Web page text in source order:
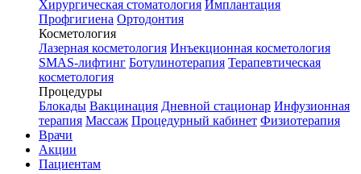
Хирургическая стоматология Имплантация
Профгигиена Ортодонтия
Косметология
Лазерная косметология Инъекционная косметология
SMAS-лифтинг Ботулинотерапия Терапевтическая
косметология
Процедуры
Блокады Вакцинация Дневной стационар Инфузионная
терапия Массаж Процедурный кабинет Физиотерапия
Врачи
Акции
Пациентам